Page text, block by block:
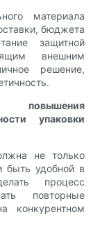
материала
бюджета
защитной
внешним
решение,
повышения
упаковки
не только
быть удобной в
процесс
повторные
конкурентном